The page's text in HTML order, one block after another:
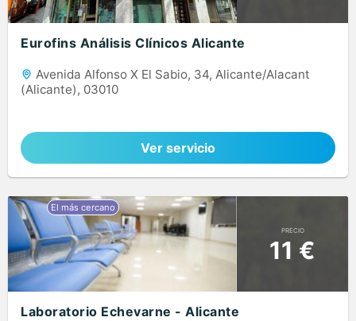
Eurofins Análisis Clínicos Alicante
Avenida Alfonso X El Sabio, 34, Alicante/Alacant
(Alicante), 03010
Ver servicio
PRECIO
11 €
Laboratorio Echevarne - Alicante